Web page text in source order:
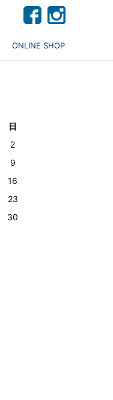
ONLINE SHOP
日
2
9
16
23
30